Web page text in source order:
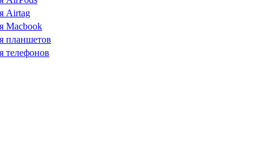
Airtag
Macbook
планшетов
телефонов